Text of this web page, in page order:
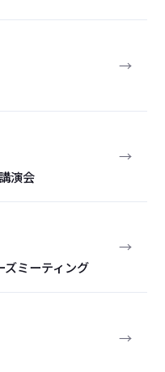
→
演会
→
ミーティング
→
→